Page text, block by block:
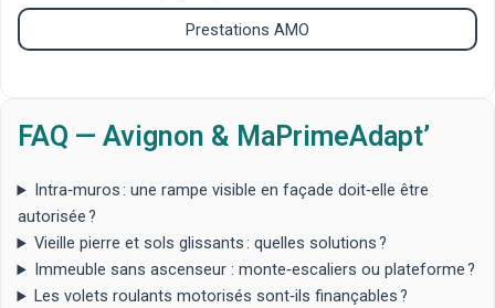
Prestations AMO
FAQ — Avignon & MaPrimeAdapt’
Intra‑muros : une rampe visible en façade doit‑elle être
autorisée ?
Vieille pierre et sols glissants : quelles solutions ?
Immeuble sans ascenseur : monte‑escaliers ou plateforme ?
Les volets roulants motorisés sont‑ils finançables ?